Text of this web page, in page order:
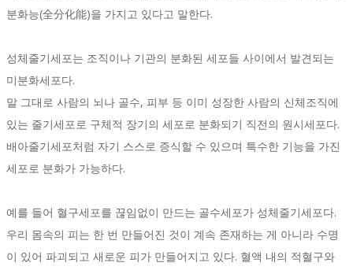
분화능(全分化能)을 가지고 있다고 말한다.
성체줄기세포는 조직이나 기관의 분화된 세포들 사이에서 발견되는
미분화세포다.
말 그대로 사람의 뇌나 골수, 피부 등 이미 성장한 사람의 신체조직에
있는 줄기세포로 구체적 장기의 세포로 분화되기 직전의 원시세포다.
배아줄기세포처럼 자기 스스로 증식할 수 있으며 특수한 기능을 가진
세포로 분화가 가능하다.
예를 들어 혈구세포를 끊임없이 만드는 골수세포가 성체줄기세포다.
우리 몸속의 피는 한 번 만들어진 것이 계속 존재하는 게 아니라 수명
이 있어 파괴되고 새로운 피가 만들어지고 있다. 혈액 내의 적혈구와